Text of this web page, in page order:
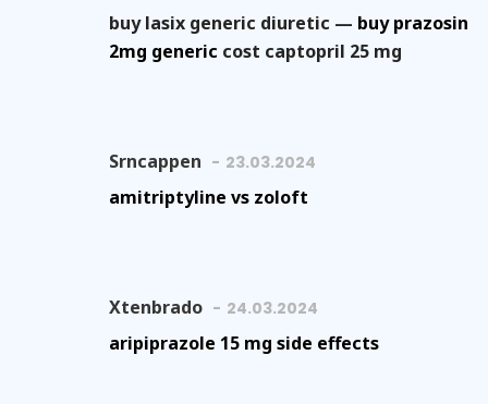
buy lasix generic diuretic — buy prazosin
2mg generic cost captopril 25 mg
Srncappen 23.03.2024
amitriptyline vs zoloft
Xtenbrado 24.03.2024
aripiprazole 15 mg side effects